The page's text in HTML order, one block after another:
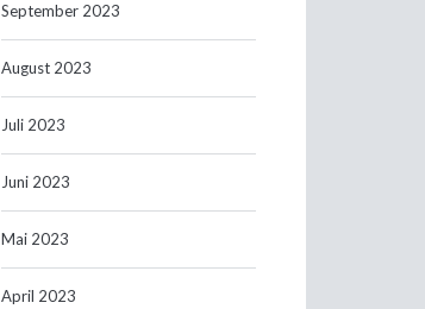
September 2023
August 2023
Juli 2023
Juni 2023
Mai 2023
April 2023